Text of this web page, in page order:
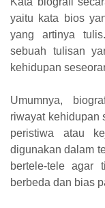
yaitu kata bios
yang artinya
sebuah tulisan
kehidupan
Umumnya,
riwayat kehidupan
peristiwa atau
digunakan dalam
bertele-tele agar
berbeda dan bias